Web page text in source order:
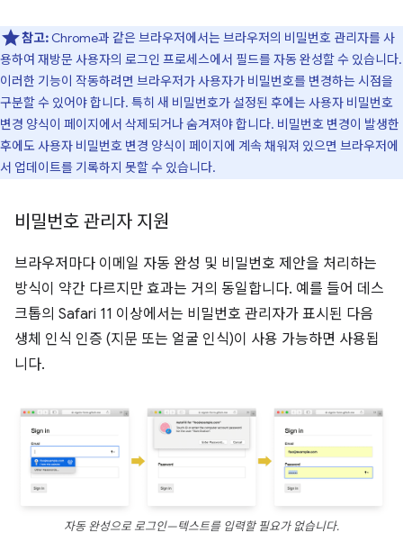
참고: Chrome과 같은 브라우저에서는 브라우저의 비밀번호 관리자를 사
용하여 재방문 사용자의 로그인 프로세스에서 필드를 자동 완성할 수 있습니다.
이러한 기능이 작동하려면 브라우저가 사용자가 비밀번호를 변경하는 시점을
구분할 수 있어야 합니다. 특히 새 비밀번호가 설정된 후에는 사용자 비밀번호
변경 양식이 페이지에서 삭제되거나 숨겨져야 합니다. 비밀번호 변경이 발생한
후에도 사용자 비밀번호 변경 양식이 페이지에 계속 채워져 있으면 브라우저에
서 업데이트를 기록하지 못할 수 있습니다.
비밀번호 관리자 지원
브라우저마다 이메일 자동 완성 및 비밀번호 제안을 처리하는
방식이 약간 다르지만 효과는 거의 동일합니다. 예를 들어 데스
크톱의 Safari 11 이상에서는 비밀번호 관리자가 표시된 다음
생체 인식 인증 (지문 또는 얼굴 인식)이 사용 가능하면 사용됩
니다.
자동 완성으로 로그인—텍스트를 입력할 필요가 없습니다.